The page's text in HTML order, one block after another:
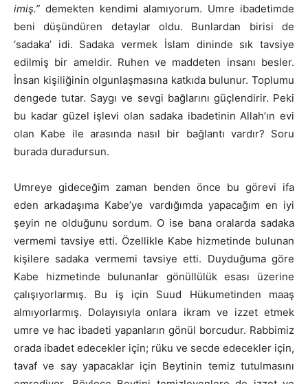
imiş.” demekten kendimi alamıyorum. Umre ibadetimde
beni düşündüren detaylar oldu. Bunlardan birisi de
‘sadaka’ idi. Sadaka vermek İslam dininde sık tavsiye
edilmiş bir ameldir. Ruhen ve maddeten insanı besler.
İnsan kişiliğinin olgunlaşmasına katkıda bulunur. Toplumu
dengede tutar. Saygı ve sevgi bağlarını güçlendirir. Peki
bu kadar güzel işlevi olan sadaka ibadetinin Allah’ın evi
olan Kabe ile arasında nasıl bir bağlantı vardır? Soru
burada duradursun.
Umreye gideceğim zaman benden önce bu görevi ifa
eden arkadaşıma Kabe’ye vardığımda yapacağım en iyi
şeyin ne olduğunu sordum. O ise bana oralarda sadaka
vermemi tavsiye etti. Özellikle Kabe hizmetinde bulunan
kişilere sadaka vermemi tavsiye etti. Duyduğuma göre
Kabe hizmetinde bulunanlar gönüllülük esası üzerine
çalışıyorlarmış. Bu iş için Suud Hükumetinden maaş
almıyorlarmış. Dolayısıyla onlara ikram ve izzet etmek
umre ve hac ibadeti yapanların gönül borcudur. Rabbimiz
orada ibadet edecekler için; rüku ve secde edecekler için,
tavaf ve say yapacaklar için Beytinin temiz tutulmasını